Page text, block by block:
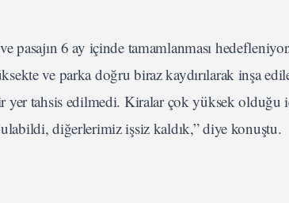
pasajın 6 ay içinde tamamlanması
ve parka doğru biraz kaydırılarak inşa
tahsis edilmedi. Kiralar çok yüksek olduğu
diğerlerimiz işsiz kaldık,” diye konuştu.